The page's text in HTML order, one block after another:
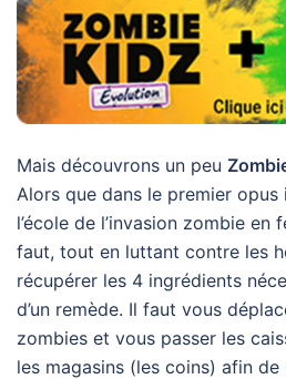
Mais découvrons un peu
Alors que dans le premier
l’école de l’invasion zombie
faut, tout en luttant contre les
récupérer les 4 ingrédients
d’un remède. Il faut vous
zombies et vous passer les
les magasins (les coins) afin de